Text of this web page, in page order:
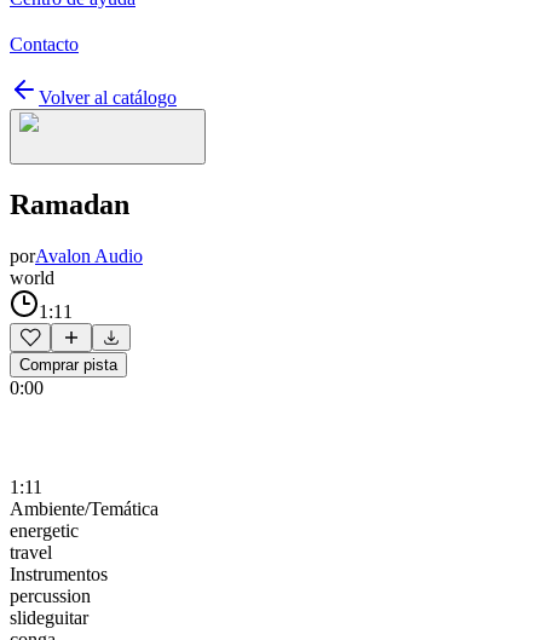
Contacto
Volver al catálogo
Ramadan
porAvalon Audio
world
1:11
Comprar pista
0:00
1:11
Ambiente/Temática
energetic
travel
Instrumentos
percussion
slideguitar